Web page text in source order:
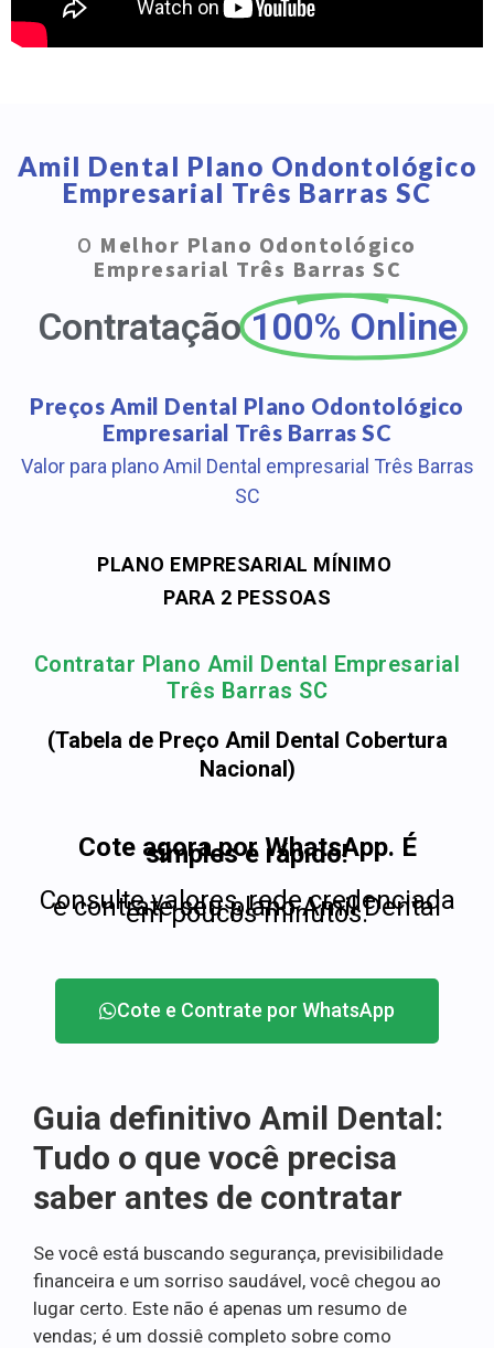
Amil Dental Plano Ondontológico
Empresarial Três Barras SC
O Melhor Plano Odontológico
Empresarial Três Barras SC
Contratação 100% Online
Preços Amil Dental Plano Odontológico
Empresarial Três Barras SC
Valor para plano Amil Dental empresarial Três Barras
SC
PLANO EMPRESARIAL MÍNIMO
PARA 2 PESSOAS
Contratar Plano Amil Dental Empresarial
Três Barras SC
(Tabela de Preço Amil Dental Cobertura
Nacional)
Cote agora por WhatsApp. É
simples e rápido!
Consulte valores, rede credenciada
e contrate seu plano Amil Dental
em poucos minutos.
Cote e Contrate por WhatsApp
Guia definitivo Amil Dental:
Tudo o que você precisa
saber antes de contratar
Se você está buscando segurança, previsibilidade
financeira e um sorriso saudável, você chegou ao
lugar certo. Este não é apenas um resumo de
vendas; é um dossiê completo sobre como